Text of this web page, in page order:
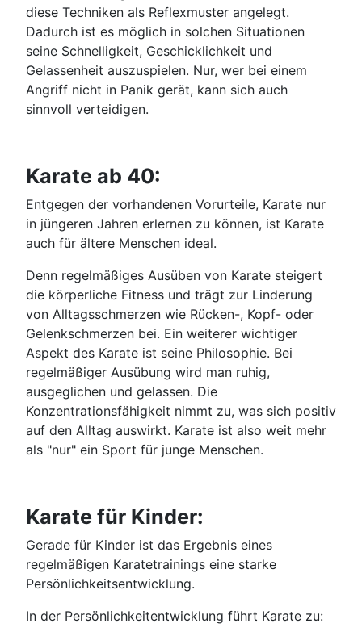
diese Techniken als Reflexmuster angelegt.
Dadurch ist es möglich in solchen Situationen
seine Schnelligkeit, Geschicklichkeit und
Gelassenheit auszuspielen. Nur, wer bei einem
Angriff nicht in Panik gerät, kann sich auch
sinnvoll verteidigen.
Karate ab 40:
Entgegen der vorhandenen Vorurteile, Karate nur
in jüngeren Jahren erlernen zu können, ist Karate
auch für ältere Menschen ideal.
Denn regelmäßiges Ausüben von Karate steigert
die körperliche Fitness und trägt zur Linderung
von Alltagsschmerzen wie Rücken-, Kopf- oder
Gelenkschmerzen bei. Ein weiterer wichtiger
Aspekt des Karate ist seine Philosophie. Bei
regelmäßiger Ausübung wird man ruhig,
ausgeglichen und gelassen. Die
Konzentrationsfähigkeit nimmt zu, was sich positiv
auf den Alltag auswirkt. Karate ist also weit mehr
als "nur" ein Sport für junge Menschen.
Karate für Kinder:
Gerade für Kinder ist das Ergebnis eines
regelmäßigen Karatetrainings eine starke
Persönlichkeitsentwicklung.
In der Persönlichkeitentwicklung führt Karate zu: